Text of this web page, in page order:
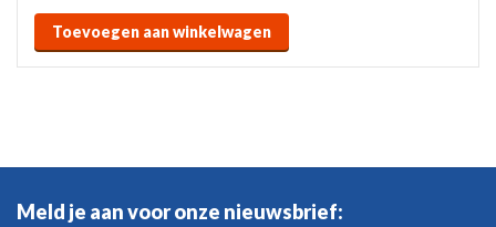
Toevoegen aan winkelwagen
Meld je aan voor onze nieuwsbrief: